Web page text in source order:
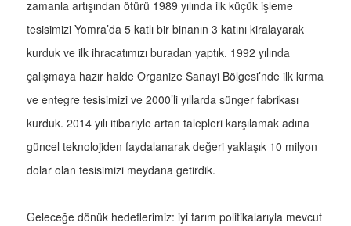
zamanla artışından ötürü 1989 yılında ilk küçük işleme
tesisimizi Yomra’da 5 katlı bir binanın 3 katını kiralayarak
kurduk ve ilk ihracatımızı buradan yaptık. 1992 yılında
çalışmaya hazır halde Organize Sanayi Bölgesi’nde ilk kırma
ve entegre tesisimizi ve 2000’li yıllarda sünger fabrikası
kurduk. 2014 yılı itibariyle artan talepleri karşılamak adına
güncel teknolojiden faydalanarak değeri yaklaşık 10 milyon
dolar olan tesisimizi meydana getirdik.
Geleceğe dönük hedeflerimiz: iyi tarım politikalarıyla mevcut